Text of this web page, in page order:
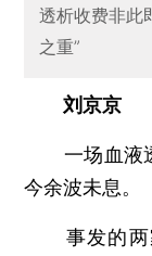
透析收费非此
之重”
刘京京
一场血液透
今余波未息。
事发的两